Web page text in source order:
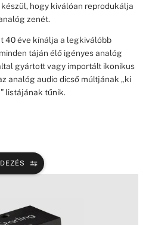
hogy kiválóan reprodukálja
zenét.
40 éve kínálja a legkiválóbb
táján élő igényes analóg
gyártott vagy importált ikonikus
analóg audio dicső múltjának „ki
listájának tűnik.